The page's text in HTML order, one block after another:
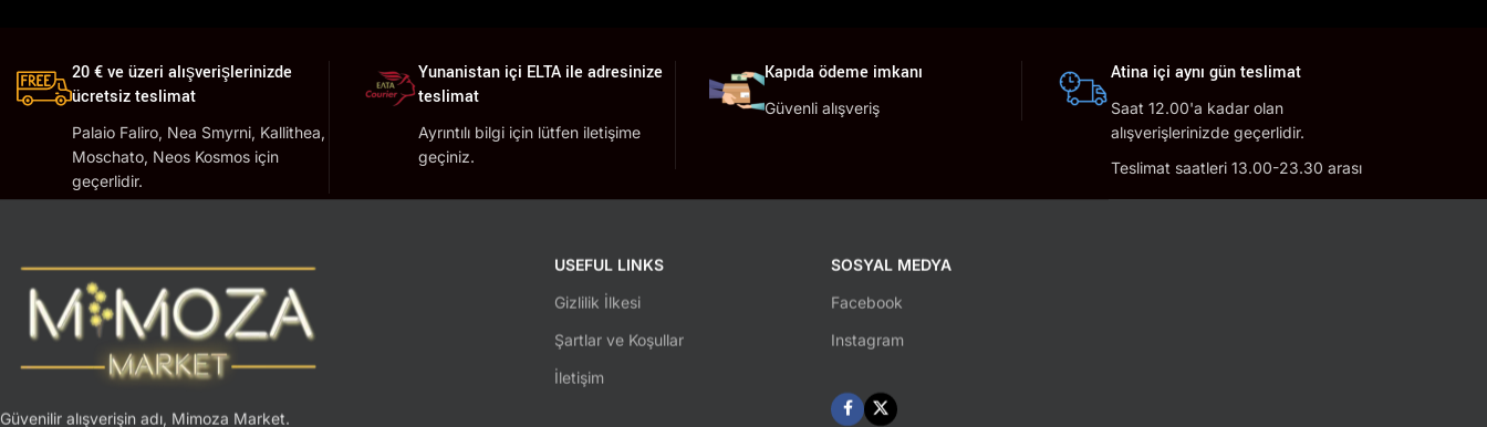
20 € ve üzeri alışverişlerinizde
ücretsiz teslimat
Palaio Faliro, Nea Smyrni, Kallithea,
Moschato, Neos Kosmos için
geçerlidir.
Yunanistan içi ELTA ile adresinize
teslimat
Ayrıntılı bilgi için lütfen iletişime
geçiniz.
Kapıda ödeme imkanı
Güvenli alışveriş
Atina içi aynı gün teslimat
Saat 12.00'a kadar olan
alışverişlerinizde geçerlidir.
Teslimat saatleri 13.00-23.30 arası
Güvenilir alışverişin adı, Mimoza Market.
USEFUL LINKS
Gizlilik İlkesi
Şartlar ve Koşullar
İletişim
SOSYAL MEDYA
Facebook
Instagram